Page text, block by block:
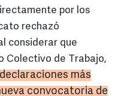
por los
rechazó
considerar que
Colectivo de Trabajo,
más
convocatoria de